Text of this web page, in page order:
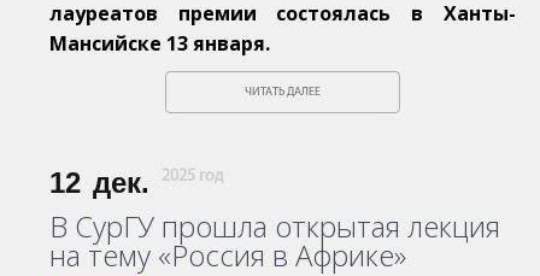
лауреатов премии состоялась в Ханты-
Мансийске 13 января.
ЧИТАТЬ ДАЛЕЕ
12 дек. 2025 год
В СурГУ прошла открытая лекция
на тему «Россия в Африке»